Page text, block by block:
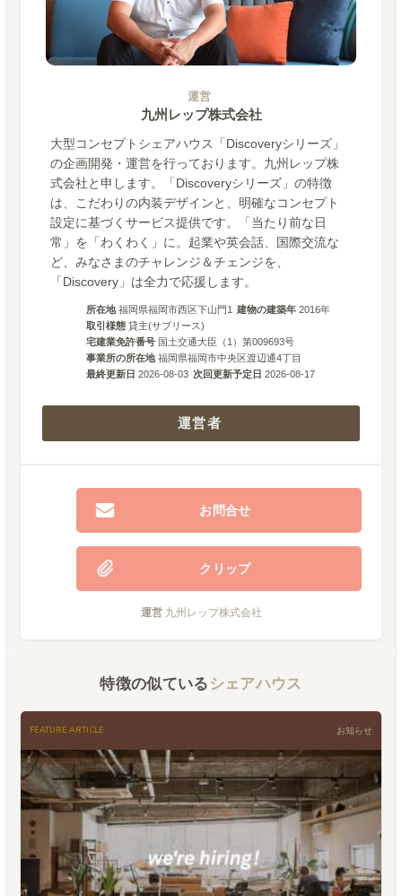
運営
九州レップ株式会社
大型コンセプトシェアハウス「Discoveryシリーズ」
の企画開発・運営を行っております。九州レップ株
式会社と申します。「Discoveryシリーズ」の特徴
は、こだわりの内装デザインと、明確なコンセプト
設定に基づくサービス提供です。「当たり前な日
常」を「わくわく」に。起業や英会話、国際交流な
ど、みなさまのチャレンジ＆チェンジを、
「Discovery」は全力で応援します。
所在地 福岡県福岡市西区下山門1 建物の建築年 2016年
取引様態 貸主(サブリース)
宅建業免許番号 国土交通大臣（1）第009693号
事業所の所在地 福岡県福岡市中央区渡辺通4丁目
最終更新日 2026-08-03 次回更新予定日 2026-08-17
運営者
お問合せ
クリップ
運営 九州レップ株式会社
特徴の似ている シェアハウス
FEATURE ARTICLE お知らせ